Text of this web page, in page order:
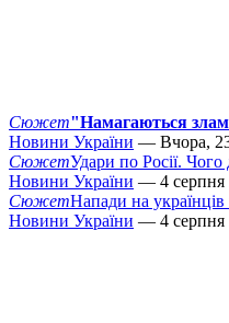
Сюжет"Намагаються
Новини України — Вчора,
СюжетУдари по Росії. Чого
Новини України — 4 серпня
СюжетНапади на
Новини України — 4 серпня